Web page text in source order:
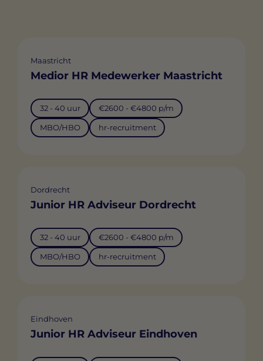
Maastricht
Medior HR Medewerker Maastricht
32 - 40 uur €2600 - €4800 p/m
MBO/HBO hr-recruitment
Dordrecht
Junior HR Adviseur Dordrecht
32 - 40 uur €2600 - €4800 p/m
MBO/HBO hr-recruitment
Eindhoven
Junior HR Adviseur Eindhoven